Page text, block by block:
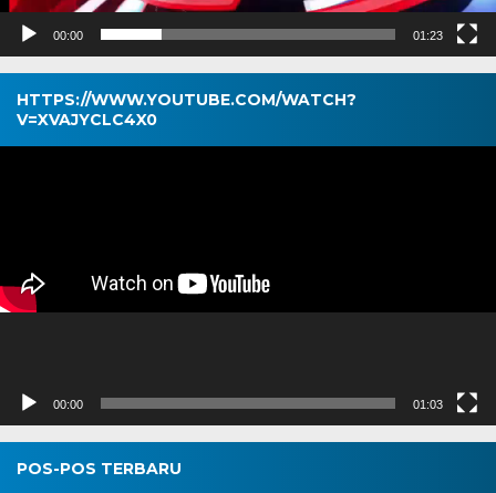
00:00 01:23
HTTPS://WWW.YOUTUBE.COM/WATCH?
V=XVAJYCLC4X0
Pemutar
00:00 01:03
POS-POS TERBARU